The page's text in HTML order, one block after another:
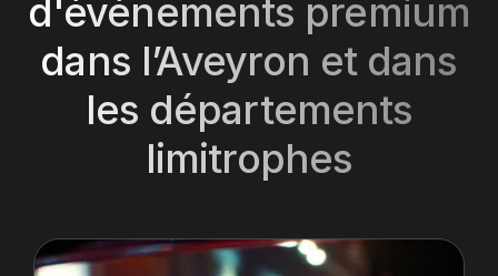
d'événements premium
dans l’Aveyron et dans
les départements
limitrophes